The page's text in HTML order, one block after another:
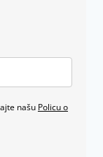
našu Policu o